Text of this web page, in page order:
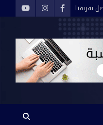
بفريقنا